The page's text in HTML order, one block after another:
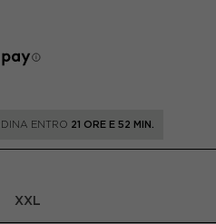
ENTRO 21 ORE E 52 MIN.
XXL